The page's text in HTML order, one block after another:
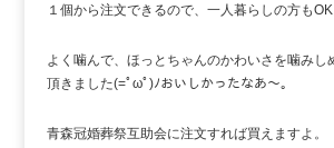
１個から注文できるので、一人暮らしの方もOK
よく噛んで、ほっとちゃんのかわいさを噛みし
頂きました(=ﾟωﾟ)ﾉおいしかったなあ～。
青森冠婚葬祭互助会に注文すれば買えますよ。